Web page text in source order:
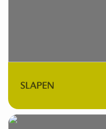
SLAPEN